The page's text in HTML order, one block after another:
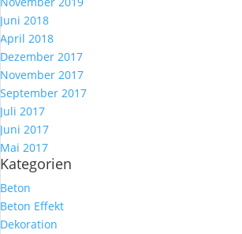
Juni 2018
April 2018
Dezember 2017
November 2017
September 2017
Juli 2017
Juni 2017
Mai 2017
Kategorien
Beton
Beton Effekt
Dekoration